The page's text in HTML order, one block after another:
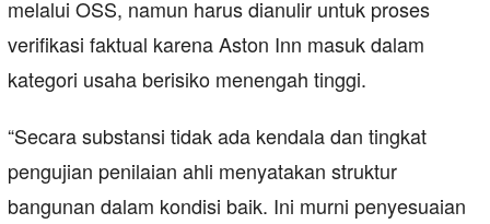
melalui OSS, namun harus dianulir untuk proses
verifikasi faktual karena Aston Inn masuk dalam
kategori usaha berisiko menengah tinggi.
“Secara substansi tidak ada kendala dan tingkat
pengujian penilaian ahli menyatakan struktur
bangunan dalam kondisi baik. Ini murni penyesuaian